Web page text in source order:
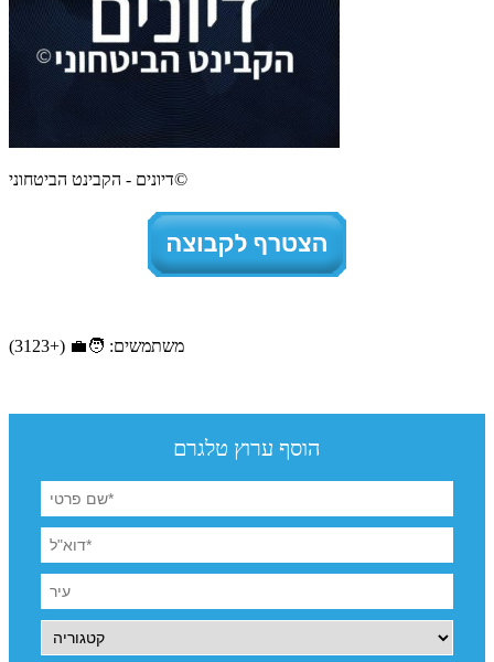
דיונים - הקבינט הביטחוני©
משתמשים: 🧑‍💼 (+3123)
הוסף ערוץ טלגרם